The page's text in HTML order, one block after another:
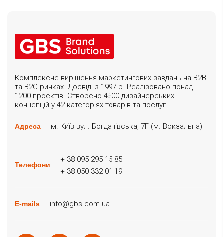
Комплексне вирішення маркетингових завдань на B2B
та B2C ринках. Досвід із 1997 р. Реалізовано понад
1200 проектів. Створено 4500 дизайнерських
концепцій у 42 категоріях товарів та послуг.
Адреса м. Київ вул. Богданівська, 7Г (м. Вокзальна)
Телефони
+ 38 095 295 15 85
+ 38 050 332 01 19
E-mails info@gbs.com.ua